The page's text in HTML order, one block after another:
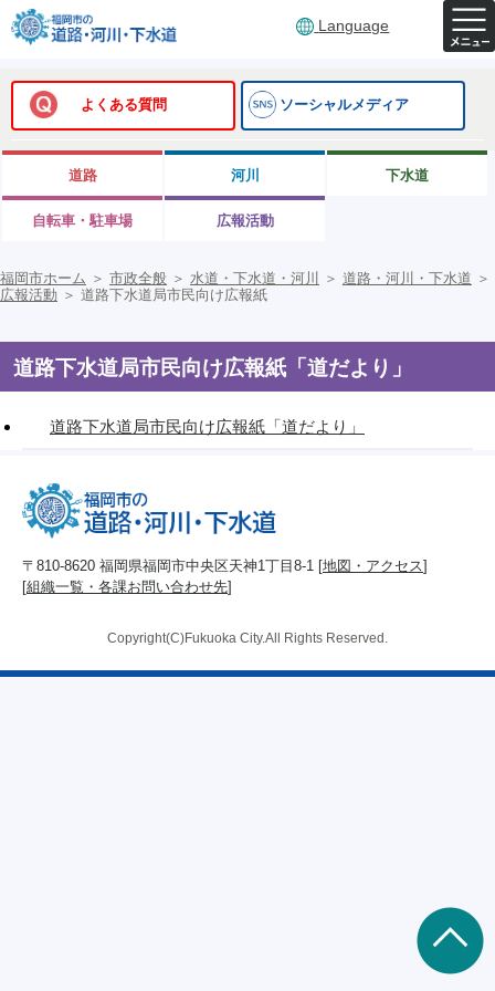
Language
よくある質問 ソーシャルメディア
道路 河川 下水道
自転車・駐車場 広報活動
福岡市ホーム ＞ 市政全般 ＞ 水道・下水道・河川 ＞ 道路・河川・下水道 ＞
広報活動 ＞ 道路下水道局市民向け広報紙
道路下水道局市民向け広報紙「道だより」
道路下水道局市民向け広報紙「道だより」
〒810-8620 福岡県福岡市中央区天神1丁目8-1 [地図・アクセス]
[組織一覧・各課お問い合わせ先]
Copyright(C)Fukuoka City.All Rights Reserved.